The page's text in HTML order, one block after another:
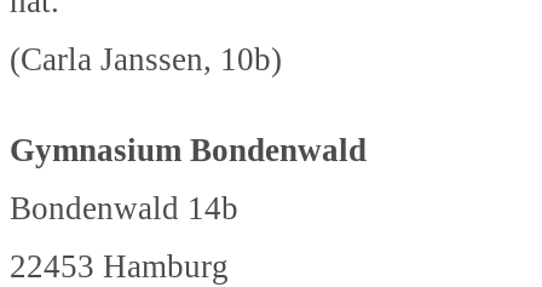
(Carla Janssen, 10b)
Gymnasium Bondenwald
Bondenwald 14b
22453 Hamburg